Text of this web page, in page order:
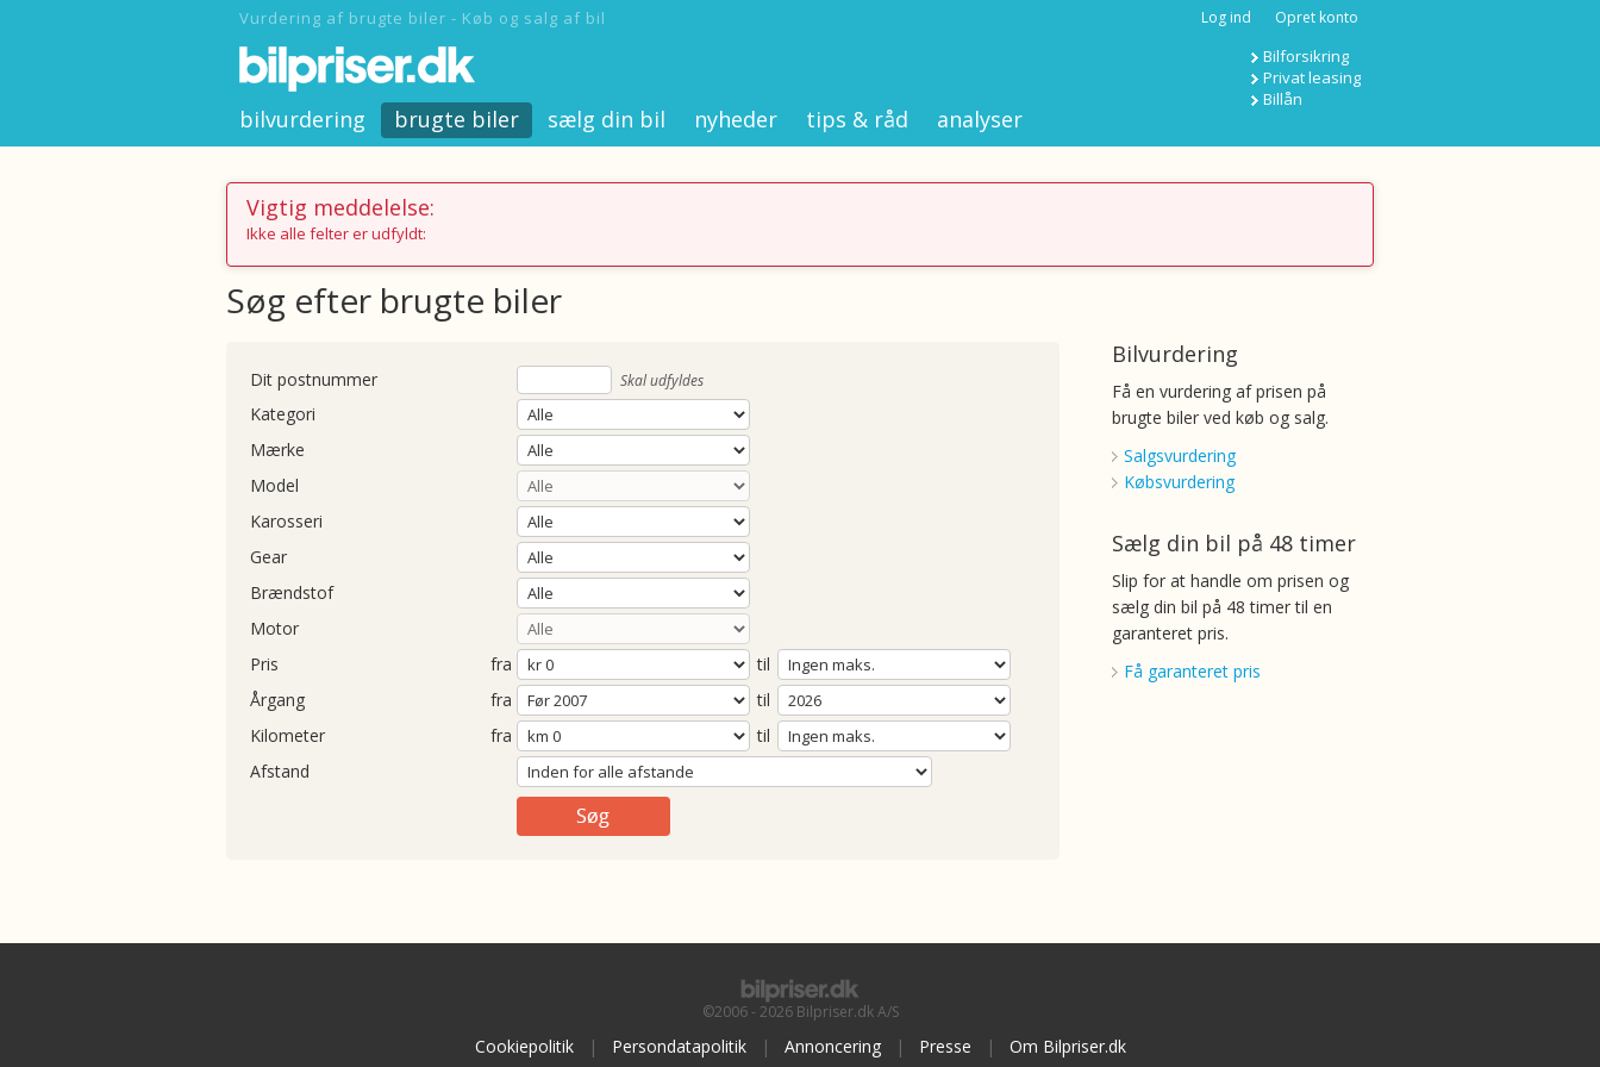
Vurdering af brugte biler - Køb og salg af bil Log ind Opret konto
Bilforsikring
Privat leasing
Billån
bilvurdering brugte biler sælg din bil nyheder tips & råd analyser
Vigtig meddelelse:
Ikke alle felter er udfyldt:
Søg efter brugte biler
Dit postnummer Skal udfyldes
Kategori
Mærke
Model
Karosseri
Gear
Brændstof
Motor
Pris
fra
til
Årgang
fra
til
Kilometer
fra
til
Afstand
Bilvurdering
Få en vurdering af prisen på
brugte biler ved køb og salg.
Salgsvurdering
Købsvurdering
Sælg din bil på 48 timer
Slip for at handle om prisen og
sælg din bil på 48 timer til en
garanteret pris.
Få garanteret pris
©2006 - 2026 Bilpriser.dk A/S
Cookiepolitik | Persondatapolitik | Annoncering | Presse | Om Bilpriser.dk